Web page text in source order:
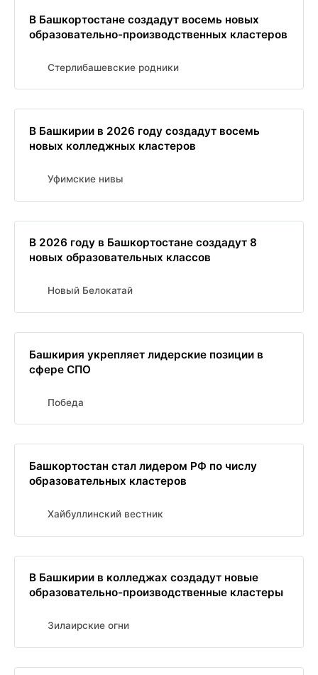
В Башкортостане создадут восемь новых
образовательно-производственных кластеров
Стерлибашевские родники
В Башкирии в 2026 году создадут восемь
новых колледжных кластеров
Уфимские нивы
В 2026 году в Башкортостане создадут 8
новых образовательных классов
Новый Белокатай
Башкирия укрепляет лидерские позиции в
сфере СПО
Победа
Башкортостан стал лидером РФ по числу
образовательных кластеров
Хайбуллинский вестник
В Башкирии в колледжах создадут новые
образовательно-производственные кластеры
Зилаирские огни